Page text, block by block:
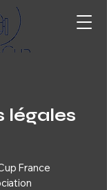
légales
France